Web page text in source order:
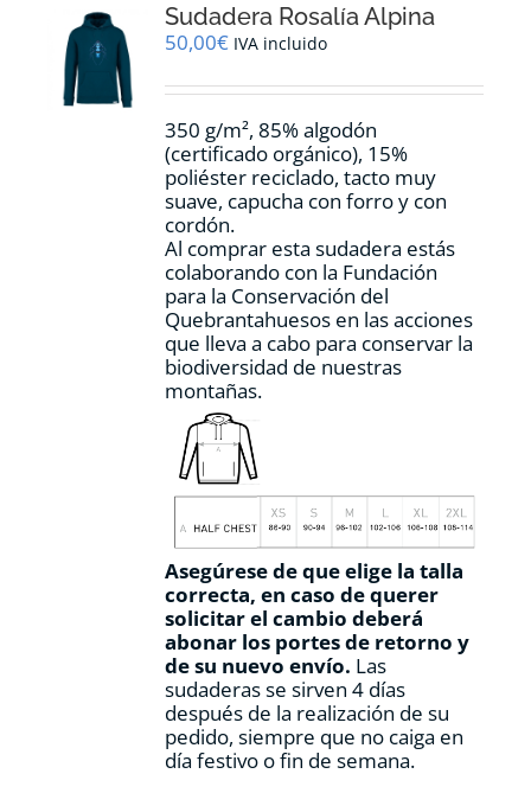
se
pueden
en
página
de
producto
Sudadera Rosalía Alpina
50,00€ IVA incluido
350 g/m², 85% algodón
(certificado orgánico), 15%
poliéster reciclado, tacto muy
suave, capucha con forro y con
cordón.
Al comprar esta sudadera estás
colaborando con la Fundación
para la Conservación del
Quebrantahuesos en las acciones
que lleva a cabo para conservar la
biodiversidad de nuestras
montañas.
Asegúrese de que elige la talla
correcta, en caso de querer
solicitar el cambio deberá
abonar los portes de retorno y
de su nuevo envío. Las
sudaderas se sirven 4 días
después de la realización de su
pedido, siempre que no caiga en
día festivo o fin de semana.